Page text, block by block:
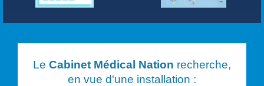
Le Cabinet Médical Nation recherche,
en vue d'une installation :